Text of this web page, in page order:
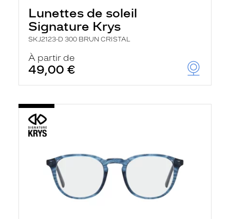
Lunettes de soleil
Signature Krys
SKJ2123-D 300 BRUN CRISTAL
À partir de
49,00 €